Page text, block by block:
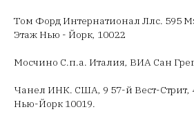
Том Форд Интернатионал Ллс. 595
Этаж Нью - Йорк, 10022
Мосчино С.п.а. Италия, ВИА Сан
Чанел ИНК. США, 9 57-й Вест-Стрит,
Нью-Йорк 10019.